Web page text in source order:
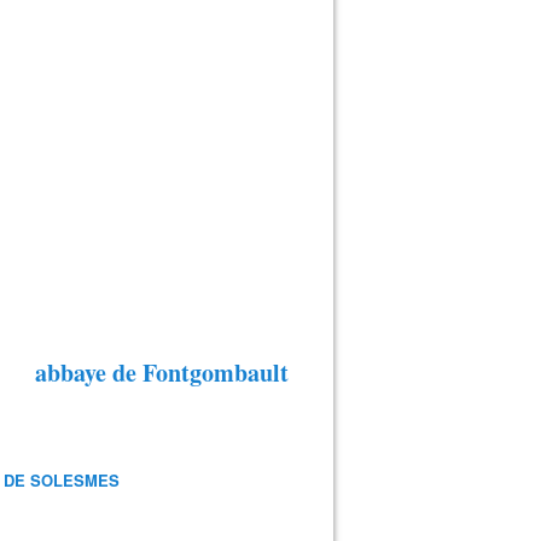
abbaye de Fontgombault
SOLESMES